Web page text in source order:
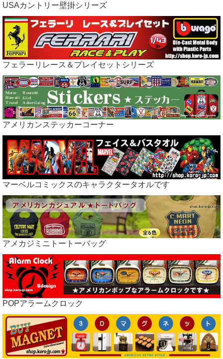
USAカントリー壁掛シリーズ
フェラーリレース＆プレイセットシリーズ
アメリカンステッカーコーナー
マーベルコミックスのキャラクタータオルです
アメカジミニトートーバッグ
POPアラームクロック